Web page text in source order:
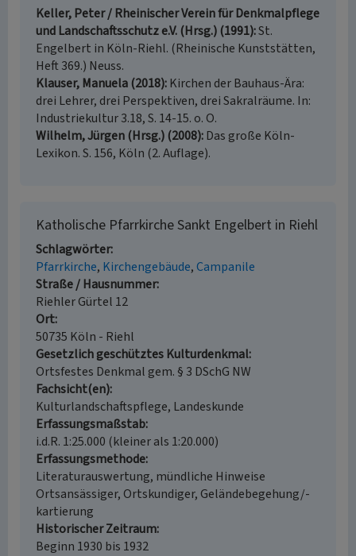
Keller, Peter / Rheinischer Verein für Denkmalpflege
und Landschaftsschutz e.V. (Hrsg.) (1991) St.
Engelbert in Köln-Riehl. (Rheinische Kunststätten,
Heft 369.) Neuss.
Klauser, Manuela (2018) Kirchen der Bauhaus-Ära:
drei Lehrer, drei Perspektiven, drei Sakralräume. In:
Industriekultur 3.18, S. 14-15. o. O.
Wilhelm, Jürgen (Hrsg.) (2008) Das große Köln-
Lexikon. S. 156, Köln (2. Auflage).
Katholische Pfarrkirche Sankt Engelbert in Riehl
Schlagwörter
Pfarrkirche Kirchengebäude Campanile
Straße / Hausnummer
Riehler Gürtel 12
Ort
50735 Köln - Riehl
Gesetzlich geschütztes Kulturdenkmal
Ortsfestes Denkmal gem. § 3 DSchG NW
Fachsicht(en)
Kulturlandschaftspflege, Landeskunde
Erfassungsmaßstab
i.d.R. 1:25.000 (kleiner als 1:20.000)
Erfassungsmethode
Literaturauswertung, mündliche Hinweise
Ortsansässiger, Ortskundiger, Geländebegehung/-
kartierung
Historischer Zeitraum
Beginn 1930 bis 1932